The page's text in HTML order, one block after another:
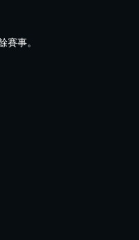
賽事。